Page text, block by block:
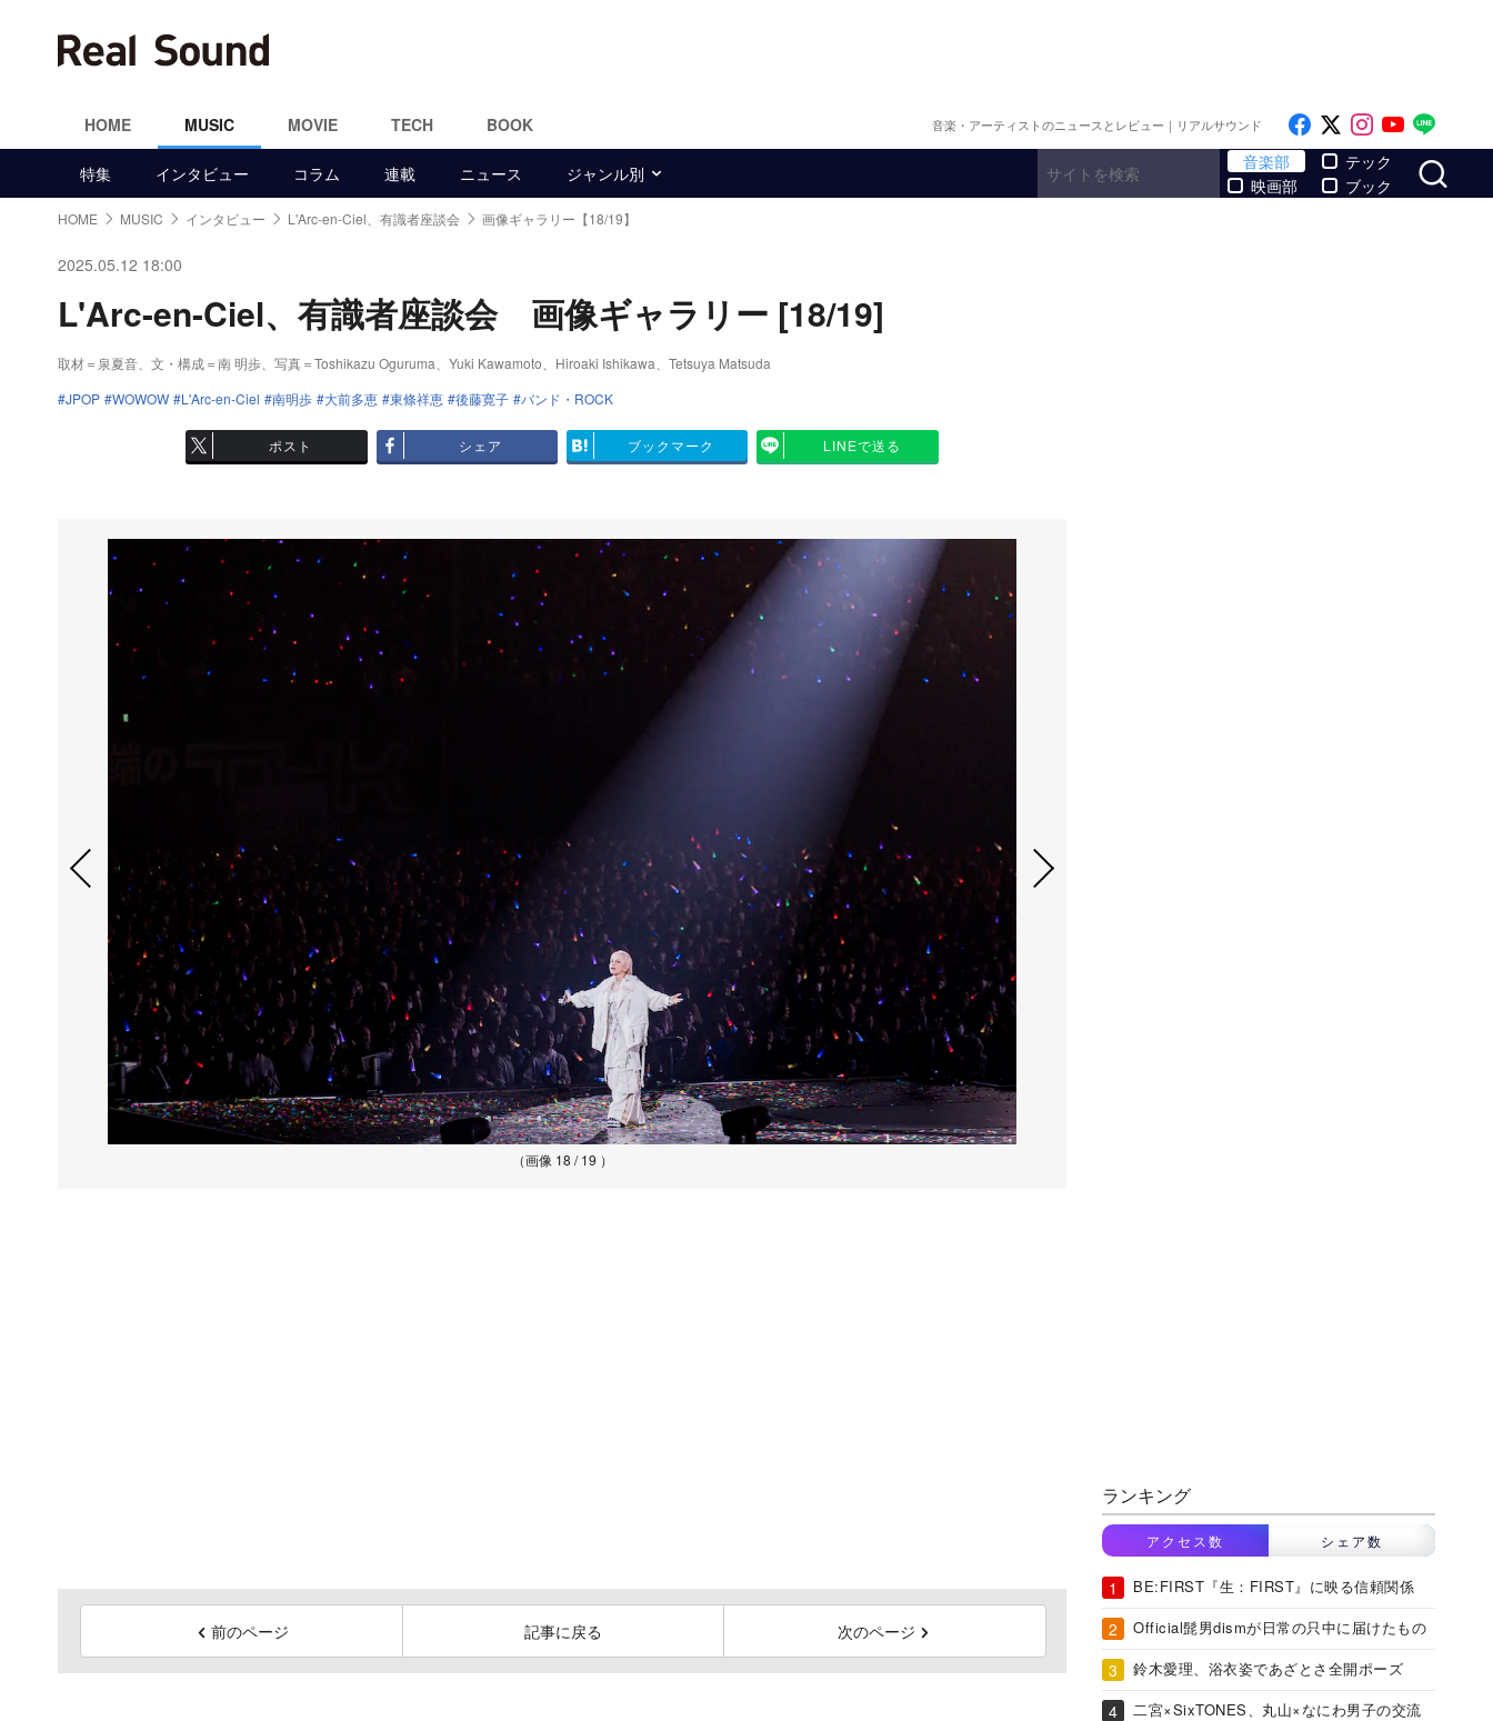
HOME MUSIC MOVIE TECH BOOK 音楽・アーティストのニュースとレビュー｜リアルサウンド Like on Facebook
Follow on x
Follow on
Follow
特集 インタビュー コラム 連載 ニュース ジャンル別
音楽部
映画部
テック
ブック
HOME MUSIC インタビュー L'Arc-en-Ciel、有識者座談会 画像ギャラリー【18/19】
2025.05.12 18:00
L'Arc-en-Ciel、有識者座談会 画像ギャラリー [18/19]
取材＝泉夏音、文・構成＝南 明歩、写真＝Toshikazu Oguruma、Yuki Kawamoto、Hiroaki Ishikawa、Tetsuya Matsuda
JPOP
WOWOW L'Arc-en-Ciel 南明歩 大前多恵 東條祥恵 後藤寛子 バンド・ROCK
ポスト シェア ブックマーク LINEで送る
（画像 18 / 19 ）
前のページ 記事に戻る 次のページ
ランキング
アクセス数 シェア数
BE:FIRST『生：FIRST』に映る信頼関係
Official髭男dismが日常の只中に届けたもの
鈴木愛理、浴衣姿であざとさ全開ポーズ
二宮×SixTONES、丸山×なにわ男子の交流